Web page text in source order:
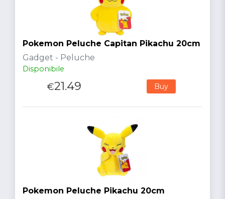
Pokemon Peluche Capitan Pikachu 20cm
Gadget - Peluche
Disponibile
€21.49 Buy
Pokemon Peluche Pikachu 20cm